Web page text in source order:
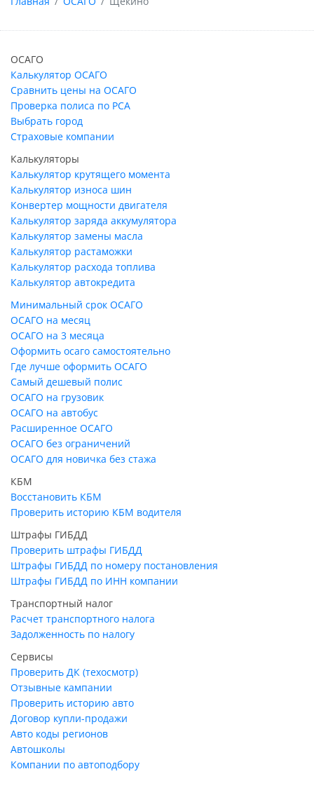
ОСАГО
Калькулятор ОСАГО
Сравнить цены на ОСАГО
Проверка полиса по РСА
Выбрать город
Страховые компании
Калькуляторы
Калькулятор крутящего момента
Калькулятор износа шин
Конвертер мощности двигателя
Калькулятор заряда аккумулятора
Калькулятор замены масла
Калькулятор растаможки
Калькулятор расхода топлива
Калькулятор автокредита
Минимальный срок ОСАГО
ОСАГО на месяц
ОСАГО на 3 месяца
Оформить осаго самостоятельно
Где лучше оформить ОСАГО
Самый дешевый полис
ОСАГО на грузовик
ОСАГО на автобус
Расширенное ОСАГО
ОСАГО без ограничений
ОСАГО для новичка без стажа
КБМ
Восстановить КБМ
Проверить историю КБМ водителя
Штрафы ГИБДД
Проверить штрафы ГИБДД
Штрафы ГИБДД по номеру постановления
Штрафы ГИБДД по ИНН компании
Транспортный налог
Расчет транспортного налога
Задолженность по налогу
Сервисы
Проверить ДК (техосмотр)
Отзывные кампании
Проверить историю авто
Договор купли-продажи
Авто коды регионов
Автошколы
Компании по автоподбору